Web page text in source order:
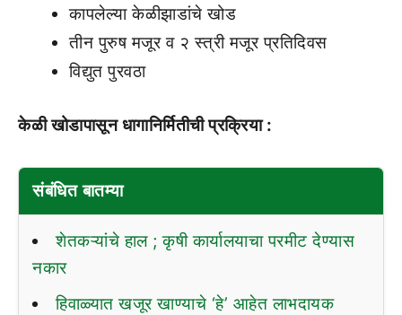
कापलेल्या केळीझाडांचे खोड
तीन पुरुष मजूर व २ स्त्री मजूर प्रतिदिवस
विद्युत पुरवठा
केळी खोडापासून धागानिर्मितीची प्रक्रिया :
संबंधित बातम्या
शेतकऱ्यांचे हाल ; कृषी कार्यालयाचा परमीट देण्यास
नकार
हिवाळ्यात खजूर खाण्याचे ‘हे’ आहेत लाभदायक